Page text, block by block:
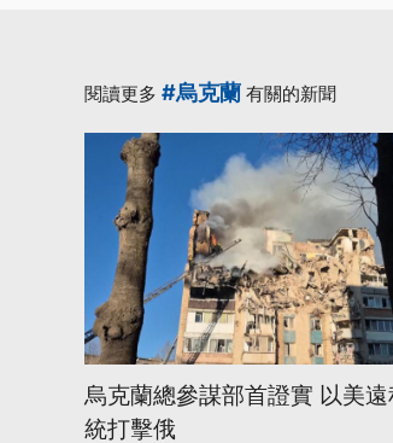
閱讀更多 #烏克蘭 有關的新聞
烏克蘭總參謀部首證實 以美
統打擊俄